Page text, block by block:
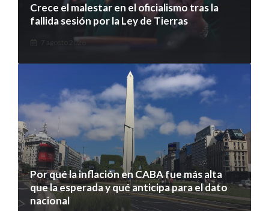
Crece el malestar en el oficialismo tras la
fallida sesión por la Ley de Tierras
7 agosto 2026
Por qué la inflación en CABA fue más alta
que la esperada y qué anticipa para el dato
nacional